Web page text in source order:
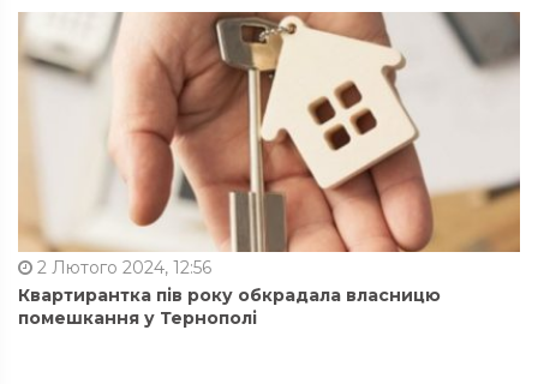
2 Лютого 2024, 12:56
Квартирантка пів року обкрадала власницю
помешкання у Тернополі